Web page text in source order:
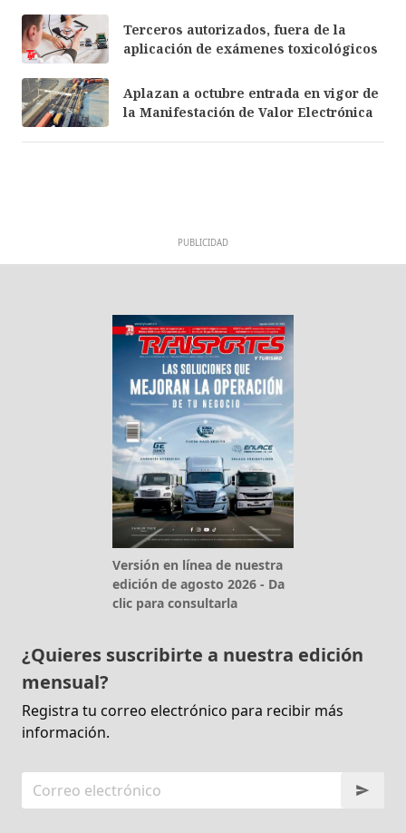
Terceros autorizados, fuera de la
aplicación de exámenes toxicológicos
Aplazan a octubre entrada en vigor de
la Manifestación de Valor Electrónica
PUBLICIDAD
Versión en línea de nuestra
edición de agosto 2026 - Da
clic para consultarla
¿Quieres suscribirte a nuestra edición
mensual?
Registra tu correo electrónico para recibir más
información.